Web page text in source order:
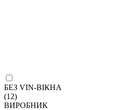
БЕЗ VIN-ВІКНА
(12)
ВИРОБНИК